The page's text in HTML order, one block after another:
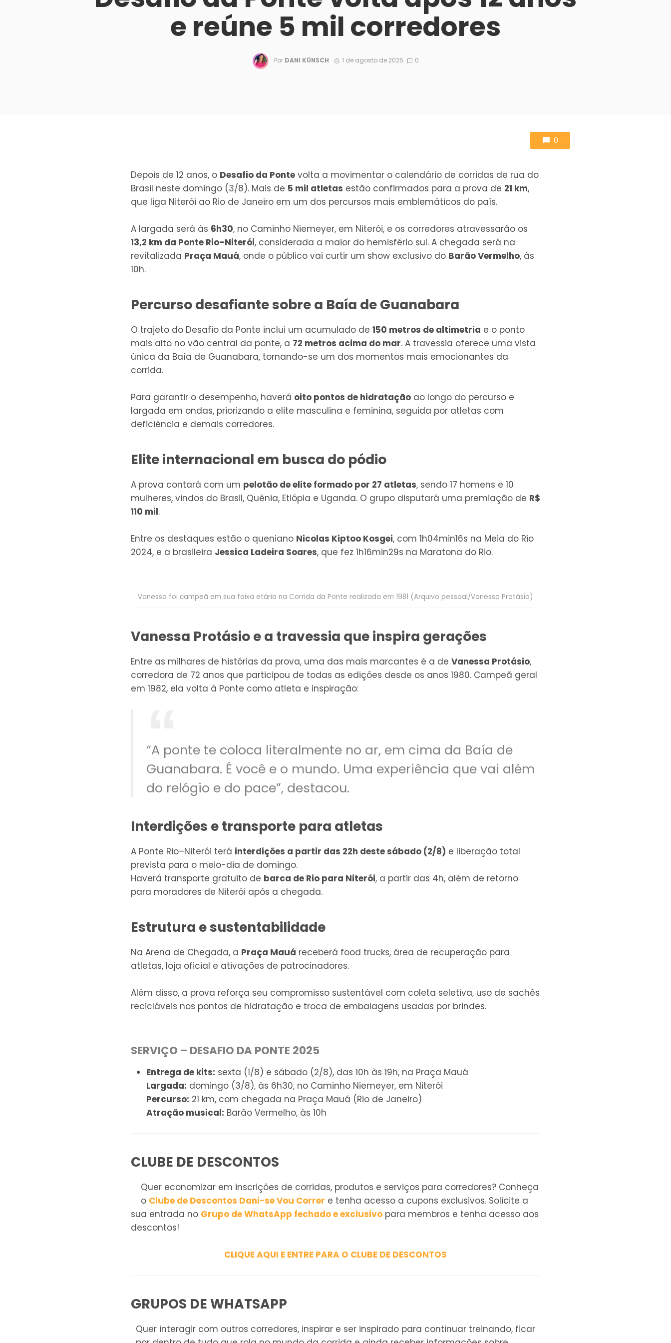
e reúne 5 mil corredores
Por DANI KÜNSCH 1 de agosto de 2025 0
0
Depois de 12 anos, o Desafio da Ponte volta a movimentar o calendário de corridas de rua do
Brasil neste domingo (3/8). Mais de 5 mil atletas estão confirmados para a prova de 21 km,
que liga Niterói ao Rio de Janeiro em um dos percursos mais emblemáticos do país.
A largada será às 6h30, no Caminho Niemeyer, em Niterói, e os corredores atravessarão os
13,2 km da Ponte Rio–Niterói, considerada a maior do hemisfério sul. A chegada será na
revitalizada Praça Mauá, onde o público vai curtir um show exclusivo do Barão Vermelho, às
10h.
Percurso desafiante sobre a Baía de Guanabara
O trajeto do Desafio da Ponte inclui um acumulado de 150 metros de altimetria e o ponto
mais alto no vão central da ponte, a 72 metros acima do mar. A travessia oferece uma vista
única da Baía de Guanabara, tornando-se um dos momentos mais emocionantes da
corrida.
Para garantir o desempenho, haverá oito pontos de hidratação ao longo do percurso e
largada em ondas, priorizando a elite masculina e feminina, seguida por atletas com
deficiência e demais corredores.
Elite internacional em busca do pódio
A prova contará com um pelotão de elite formado por 27 atletas, sendo 17 homens e 10
mulheres, vindos do Brasil, Quênia, Etiópia e Uganda. O grupo disputará uma premiação de R$
110 mil.
Entre os destaques estão o queniano Nicolas Kiptoo Kosgei, com 1h04min16s na Meia do Rio
2024, e a brasileira Jessica Ladeira Soares, que fez 1h16min29s na Maratona do Rio.
Vanessa foi campeã em sua faixa etária na Corrida da Ponte realizada em 1981 (Arquivo pessoal/Vanessa Protásio)
Vanessa Protásio e a travessia que inspira gerações
Entre as milhares de histórias da prova, uma das mais marcantes é a de Vanessa Protásio,
corredora de 72 anos que participou de todas as edições desde os anos 1980. Campeã geral
em 1982, ela volta à Ponte como atleta e inspiração:
“A ponte te coloca literalmente no ar, em cima da Baía de
Guanabara. É você e o mundo. Uma experiência que vai além
do relógio e do pace”, destacou.
Interdições e transporte para atletas
A Ponte Rio–Niterói terá interdições a partir das 22h deste sábado (2/8) e liberação total
prevista para o meio-dia de domingo.
Haverá transporte gratuito de barca de Rio para Niterói, a partir das 4h, além de retorno
para moradores de Niterói após a chegada.
Estrutura e sustentabilidade
Na Arena de Chegada, a Praça Mauá receberá food trucks, área de recuperação para
atletas, loja oficial e ativações de patrocinadores.
Além disso, a prova reforça seu compromisso sustentável com coleta seletiva, uso de sachês
recicláveis nos pontos de hidratação e troca de embalagens usadas por brindes.
SERVIÇO – DESAFIO DA PONTE 2025
Entrega de kits: sexta (1/8) e sábado (2/8), das 10h às 19h, na Praça Mauá
Largada: domingo (3/8), às 6h30, no Caminho Niemeyer, em Niterói
Percurso: 21 km, com chegada na Praça Mauá (Rio de Janeiro)
Atração musical: Barão Vermelho, às 10h
CLUBE DE DESCONTOS
Quer economizar em inscrições de corridas, produtos e serviços para corredores? Conheça
o Clube de Descontos Dani-se Vou Correr e tenha acesso a cupons exclusivos. Solicite a
sua entrada no Grupo de WhatsApp fechado e exclusivo para membros e tenha acesso aos
descontos!
CLIQUE AQUI E ENTRE PARA O CLUBE DE DESCONTOS
GRUPOS DE WHATSAPP
Quer interagir com outros corredores, inspirar e ser inspirado para continuar treinando, ficar